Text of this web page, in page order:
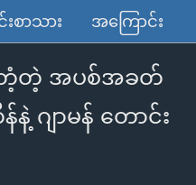
စာသား အကြောင်း
တံ့တဲ့ အပစ်အခတ်
ဂျာမန် တောင်း